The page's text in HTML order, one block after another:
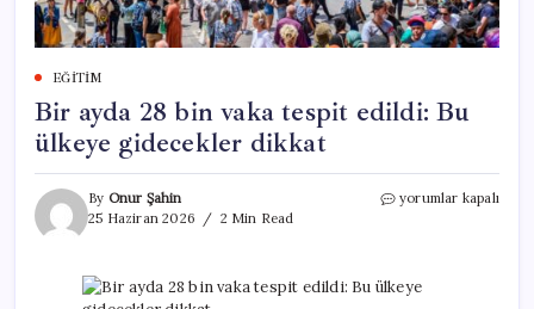
EĞITIM
Bir ayda 28 bin vaka tespit edildi: Bu
ülkeye gidecekler dikkat
By Onur Şahin
25 Haziran 2026
2 Min Read
Bir
tespit
yorumlar kapalı